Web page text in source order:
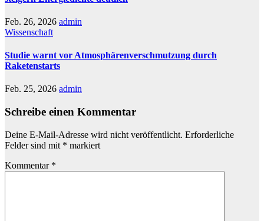
Feb. 26, 2026 admin
Wissenschaft
Studie warnt vor Atmosphärenverschmutzung durch
Raketenstarts
Feb. 25, 2026 admin
Schreibe einen Kommentar
Deine E-Mail-Adresse wird nicht veröffentlicht. Erforderliche
Felder sind mit * markiert
Kommentar *